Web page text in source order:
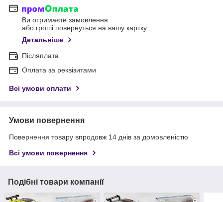
Ви отримаєте замовлення
або гроші повернуться на вашу картку
Детальніше
Післяплата
Оплата за реквізитами
Всі умови оплати
Умови повернення
Повернення товару впродовж 14 днів за домовленістю
Всі умови повернення
Подібні товари компанії